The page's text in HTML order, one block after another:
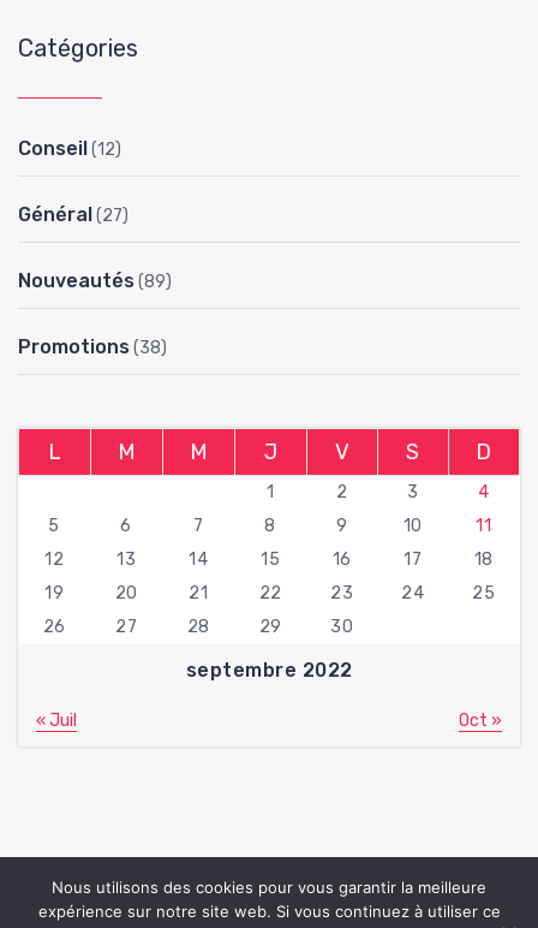
Catégories
Conseil(12)
Général(27)
Nouveautés(89)
Promotions(38)
septembre 2022
L M M J V S D
1 2 3
4
5
6 7 8 9 10
11
12
13 14 15 16 17
18
19
20 21 22 23 24
25
26
27 28 29 30
« Juil Oct »
Copyright © 2026 Fan Beaute | Powered byHantus thème
Nous utilisons des cookies pour vous garantir la meilleure
expérience sur notre site web. Si vous continuez à utiliser ce